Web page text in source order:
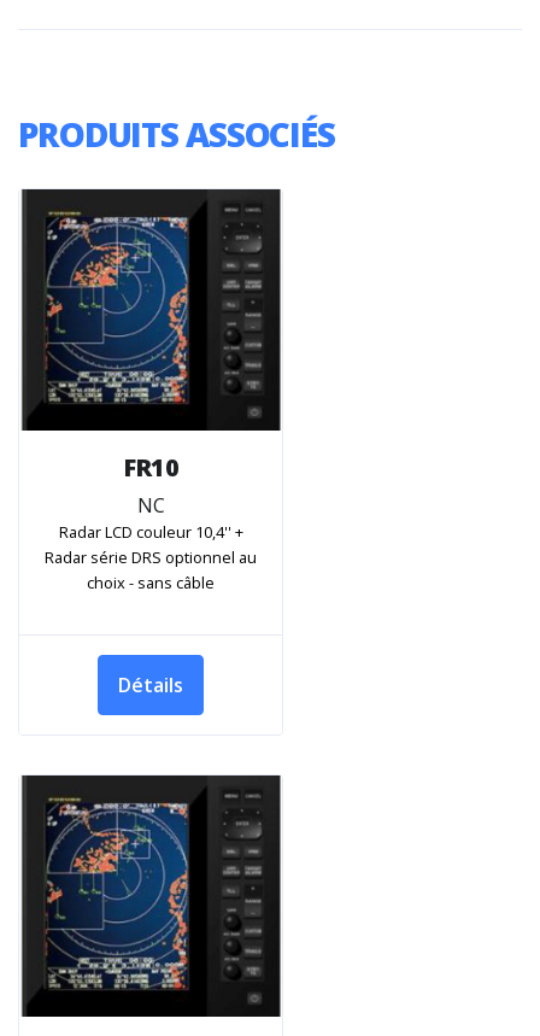
PRODUITS ASSOCIÉS
FR10
NC
Radar LCD couleur 10,4'' +
Radar série DRS optionnel au
choix - sans câble
Détails